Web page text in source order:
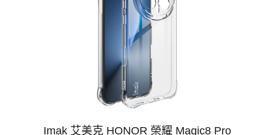
Imak 艾美克 HONOR 榮耀 Magic8 Pro